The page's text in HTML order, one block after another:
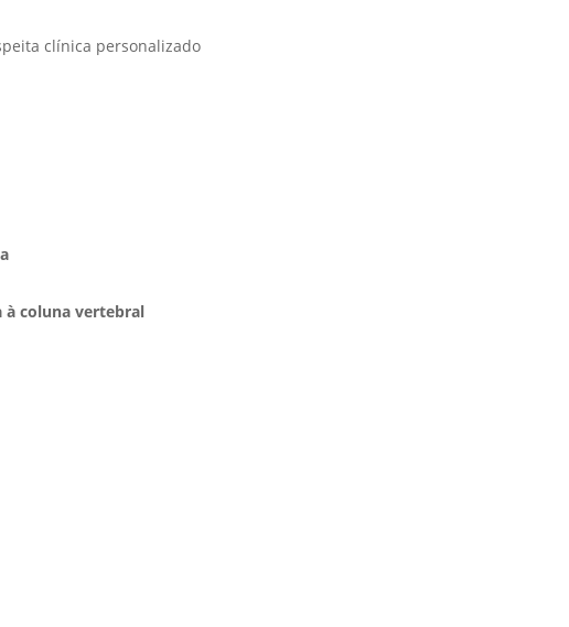
clínica personalizado
coluna vertebral